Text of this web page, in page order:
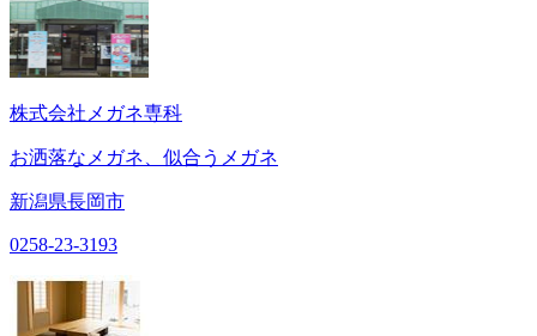
株式会社メガネ専科
お洒落なメガネ、似合うメガネ
新潟県長岡市
0258-23-3193